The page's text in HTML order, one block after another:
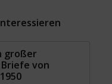
großer
von